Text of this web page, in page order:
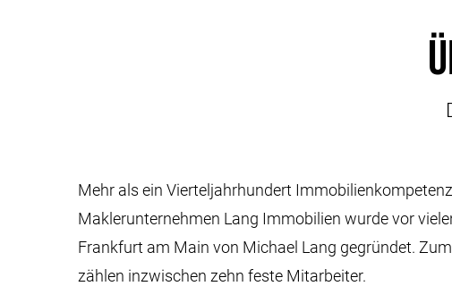
Mehr als ein Vierteljahrhundert
Maklerunternehmen Lang Immobilien wurde vor
Frankfurt am Main von Michael Lang gegründet.
zählen inzwischen zehn feste Mitarbeiter.